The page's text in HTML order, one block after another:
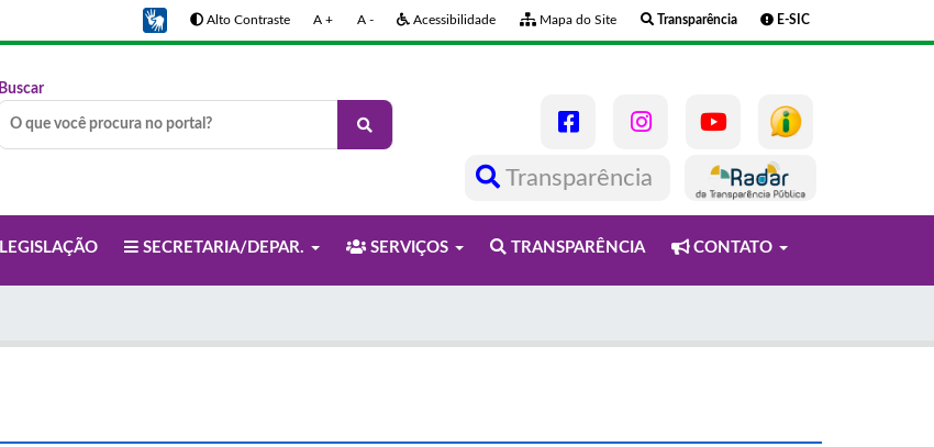
Alto Contraste A + A - Acessibilidade Mapa do Site Transparência E-SIC
Buscar
Transparência
LEGISLAÇÃO SECRETARIA/DEPAR. SERVIÇOS TRANSPARÊNCIA CONTATO